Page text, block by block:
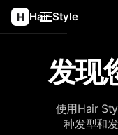
Hair Style
发现
使用Hair
种发型和